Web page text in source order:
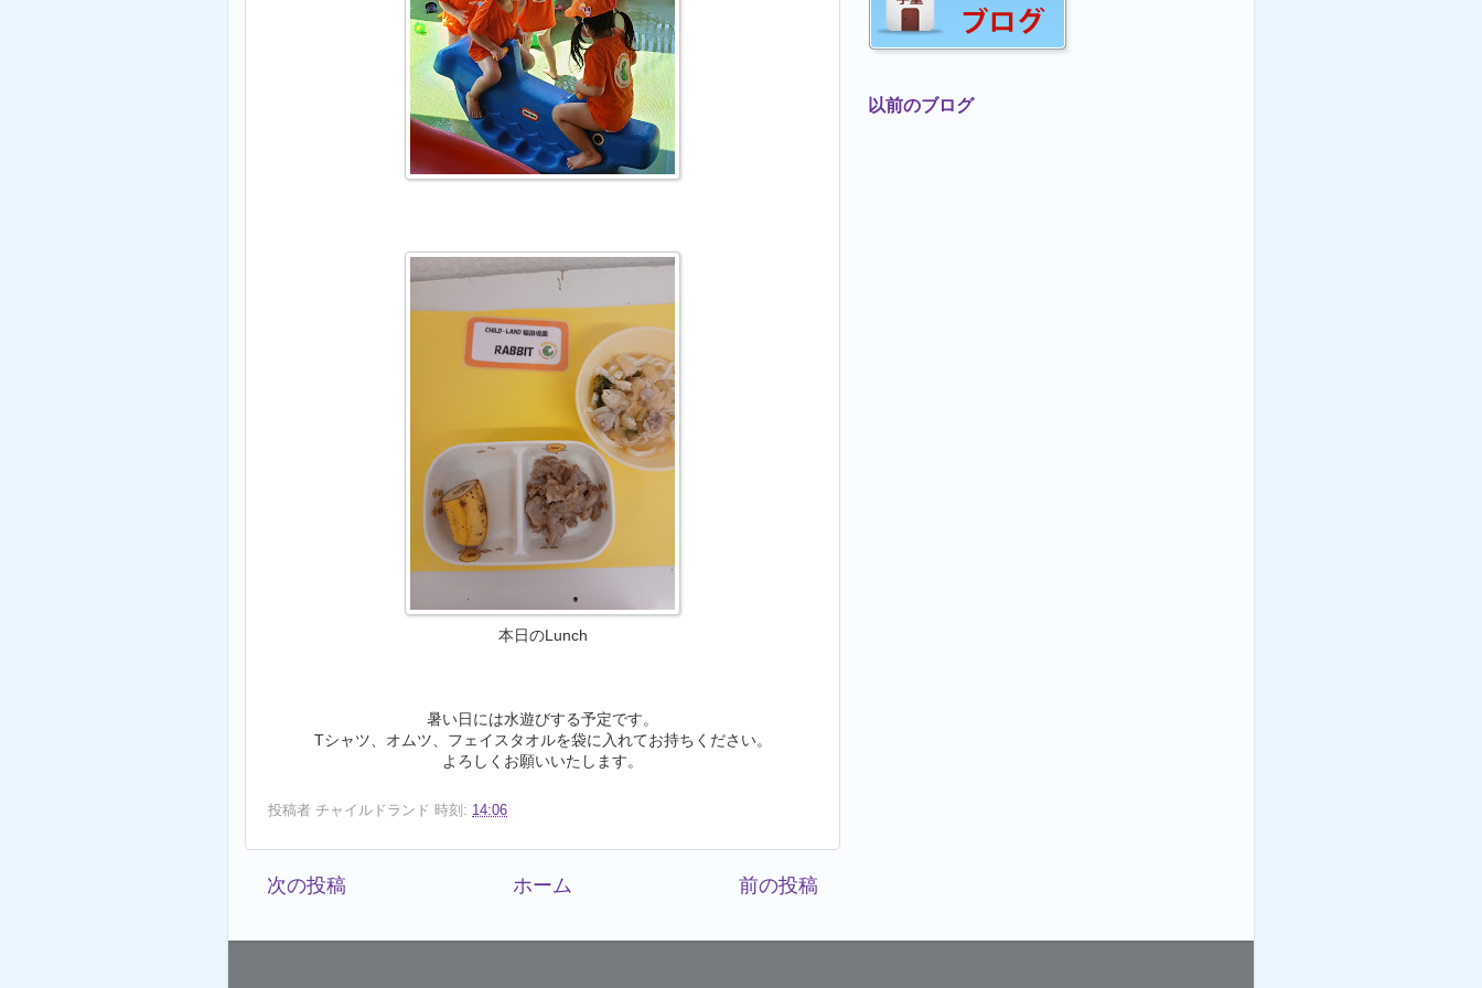
本日のLunch
暑い日には水遊びする予定です。
Tシャツ、オムツ、フェイスタオルを袋に入れてお持ちください。
よろしくお願いいたします。
投稿者 チャイルドランド 時刻: 14:06
次の投稿 前の投稿
ホーム
以前のブログ